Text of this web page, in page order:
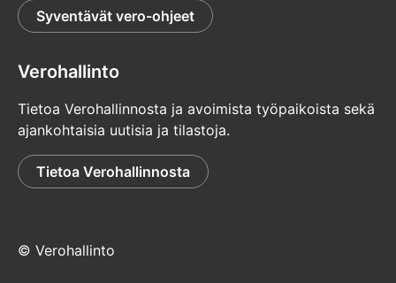
Syventävät vero-ohjeet
Verohallinto
Tietoa Verohallinnosta ja avoimista työpaikoista sekä
ajankohtaisia uutisia ja tilastoja.
Tietoa Verohallinnosta
© Verohallinto